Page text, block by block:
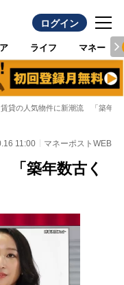
ログイン
ライフ マネー
賃貸の人気物件に新潮流 「築年数
11:00 マネーポストWEB
築年数古く